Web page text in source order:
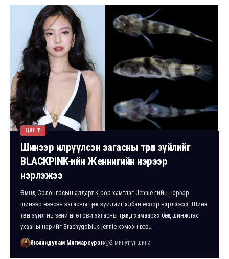
ЦАГ ҮЕ
Шинээр илрүүлсэн загасны төрөл зүйлийг
BLACKPINK-ийн Женнигийн нэрээр
нэрлэжээ
Өмнөд Солонгосын алдарт K-pop хамтлаг Jennie-гийн нэрээр
шинээр нээсэн загасны төрөл зүйлийг албан ёсоор нэрлэжээ. Шинэ
төрөл зүйл нь зөгий өнгөт гови загасны төрөлд хамаарах бөгөөд шинжлэх
ухааны нэрийг Brachygobius jennie хэмээн өгсөн…
Янжиндулам Мягмарсүрэн 2 минут уншина